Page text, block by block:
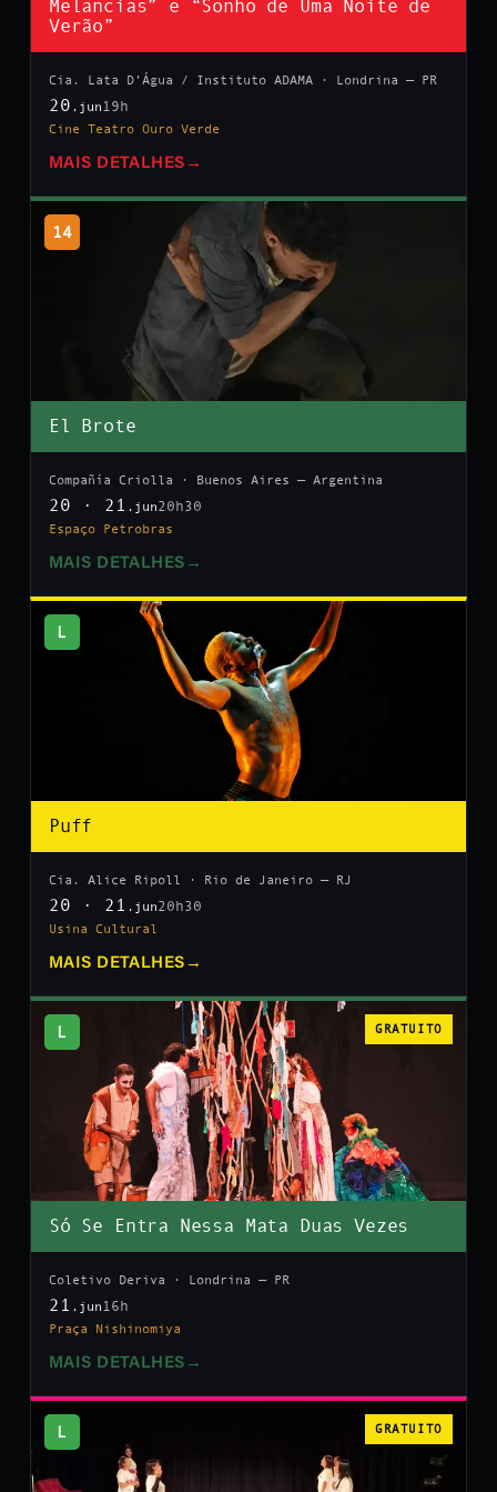
Melancias” e “Sonho de Uma Noite de
Verão”
Cia. Lata D’Água / Instituto ADAMA · Londrina — PR
20 .jun 19h
Cine Teatro Ouro Verde
MAIS DETALHES →
14
El Brote
Compañía Criolla · Buenos Aires — Argentina
20 · 21 .jun20h30
Espaço Petrobras
MAIS DETALHES →
L
Puff
Cia. Alice Ripoll · Rio de Janeiro — RJ
20 · 21 .jun20h30
Usina Cultural
MAIS DETALHES →
L GRATUITO
Só Se Entra Nessa Mata Duas Vezes
Coletivo Deriva · Londrina — PR
21 .jun 16h
Praça Nishinomiya
MAIS DETALHES →
L GRATUITO